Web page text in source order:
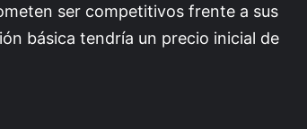
ser competitivos frente a sus
básica tendría un precio inicial de